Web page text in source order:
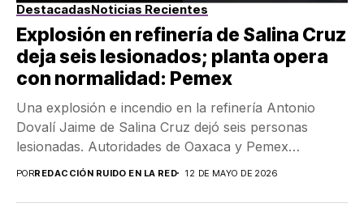
DestacadasNoticias Recientes
Explosión en refinería de Salina Cruz
deja seis lesionados; planta opera
con normalidad: Pemex
Una explosión e incendio en la refinería Antonio
Dovalí Jaime de Salina Cruz dejó seis personas
lesionadas. Autoridades de Oaxaca y Pemex
activaron...
PORREDACCIÓN RUIDO EN LA RED 12 DE MAYO DE 2026